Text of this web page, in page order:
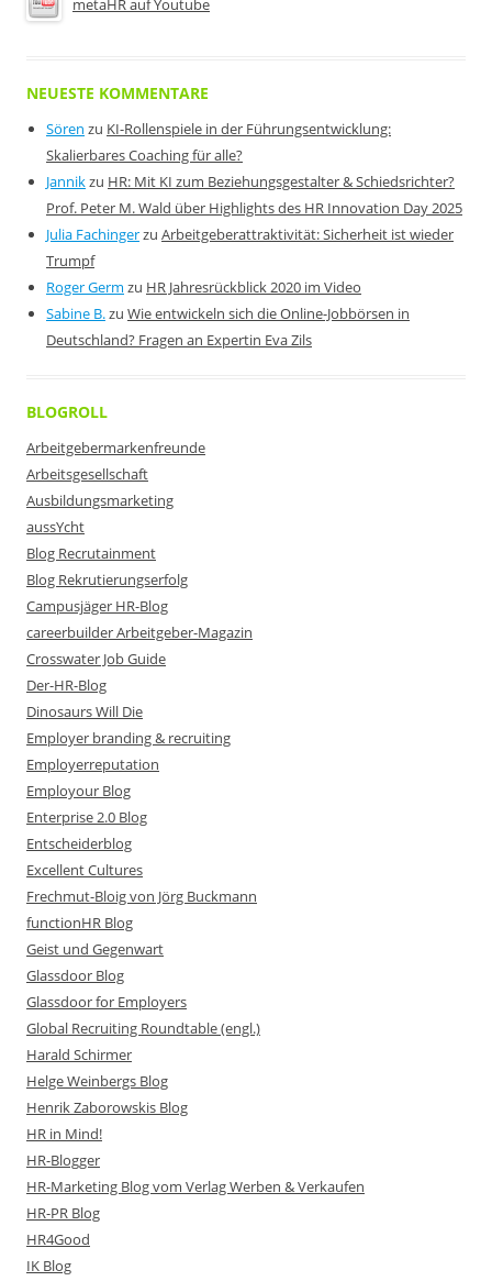
metaHR auf Youtube
NEUESTE KOMMENTARE
Sören zu KI-Rollenspiele in der Führungsentwicklung:
Skalierbares Coaching für alle?
Jannikzu HR: Mit KI zum Beziehungsgestalter & Schiedsrichter?
Prof. Peter M. Wald über Highlights des HR Innovation Day 2025
Julia Fachingerzu Arbeitgeberattraktivität: Sicherheit ist wieder
Trumpf
Roger Germ zu HR Jahresrückblick 2020 im Video
Sabine B.zu Wie entwickeln sich die Online-Jobbörsen in
Deutschland? Fragen an Expertin Eva Zils
BLOGROLL
Arbeitgebermarkenfreunde
Arbeitsgesellschaft
Ausbildungsmarketing
aussYcht
Blog Recrutainment
Blog Rekrutierungserfolg
Campusjäger HR-Blog
careerbuilder Arbeitgeber-Magazin
Crosswater Job Guide
Der-HR-Blog
Dinosaurs Will Die
Employer branding & recruiting
Employerreputation
Employour Blog
Enterprise 2.0 Blog
Entscheiderblog
Excellent Cultures
Frechmut-Bloig von Jörg Buckmann
functionHR Blog
Geist und Gegenwart
Glassdoor Blog
Glassdoor for Employers
Global Recruiting Roundtable (engl.)
Harald Schirmer
Helge Weinbergs Blog
Henrik Zaborowskis Blog
HR in Mind!
HR-Blogger
HR-Marketing Blog vom Verlag Werben & Verkaufen
HR-PR Blog
HR4Good
IK Blog